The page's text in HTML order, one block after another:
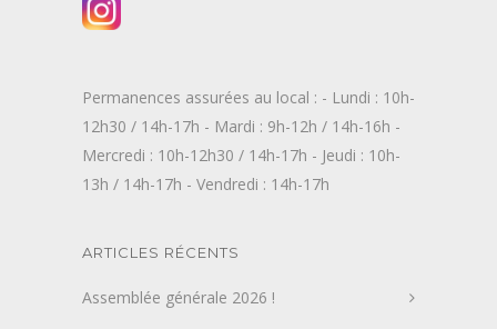
Permanences assurées au local : - Lundi : 10h-
12h30 / 14h-17h - Mardi : 9h-12h / 14h-16h -
Mercredi : 10h-12h30 / 14h-17h - Jeudi : 10h-
13h / 14h-17h - Vendredi : 14h-17h
ARTICLES RÉCENTS
Assemblée générale 2026 !